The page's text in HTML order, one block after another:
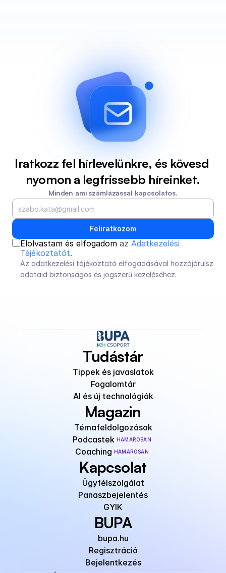
Iratkozz fel hírlevelünkre, és kövesd
nyomon a legfrissebb híreinket.
Minden ami számlázással kapcsolatos.
Feliratkozom
Elolvastam és elfogadom az Adatkezelési
Tájékoztatót.
Az adatkezelési tájékoztató elfogadásával hozzájárulsz
adataid biztonságos és jogszerű kezeléséhez.
Tudástár
Tippek és javaslatok
Fogalomtár
AI és új technológiák
Magazin
Témafeldolgozások
Podcastek HAMAROSAN
Coaching HAMAROSAN
Kapcsolat
Ügyfélszolgálat
Panaszbejelentés
GYIK
BUPA
bupa.hu
Regisztráció
Bejelentkezés